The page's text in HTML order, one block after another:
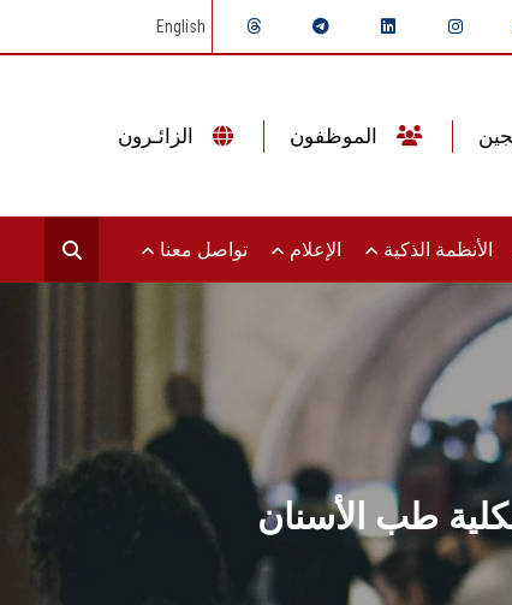
English
الأنظمة الذكية الإعلام تواصل معنا
طب الأسنان